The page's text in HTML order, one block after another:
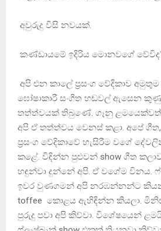
අවුරුදු විසි නවයක්.
කණ්ඩායමේ ඉදිරිය මොනවගේ
අපි එන කාලේ ප‍්‍රසංග වේදිකාව
ඝෝෂාකාරී සංගීත හඬවල් ඇසෙන
තත්ත්වයක් තිබුණේ. ගෑනු ළමයෙක්වත්
අපි ඒ තත්ත්වය වෙනස් කළා. අපේ ගීත,
ප‍්‍රසංග වේදිකාවේ හැසිරීම වගේ
කළේ. විඳින්න පුළුවන් show ගීත කලාව
හඳුන්වා දුන්නේ අපි. ඒ වගේම විනය.
ඉවර වුණගමන් අපි නරඹන්නන්ට
toffee කොළය ඇහිඳින්න කියලා.
පුරුදු පවා අපි කිව්වා. විශේෂයෙන්